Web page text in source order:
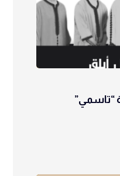
“تاسمي”